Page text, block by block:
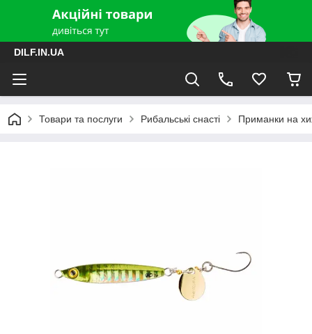
DILF.IN.UA
Товари та послуги Рибальські снасті Приманки на